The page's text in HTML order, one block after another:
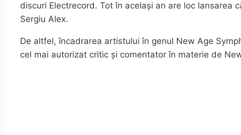
discuri Electrecord. Tot în același an are loc lansarea
Sergiu Alex.
De altfel, încadrarea artistului în genul New Age
cel mai autorizat critic și comentator în materie de